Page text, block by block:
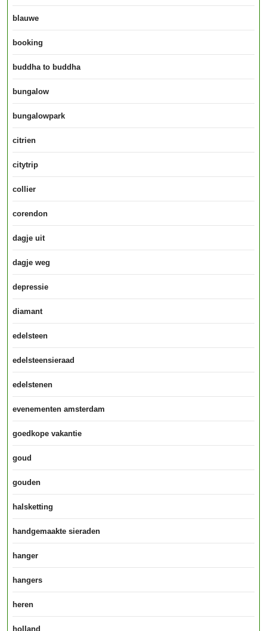
blauwe
booking
buddha to buddha
bungalow
bungalowpark
citrien
citytrip
collier
corendon
dagje uit
dagje weg
depressie
diamant
edelsteen
edelsteensieraad
edelstenen
evenementen amsterdam
goedkope vakantie
goud
gouden
halsketting
handgemaakte sieraden
hanger
hangers
heren
holland